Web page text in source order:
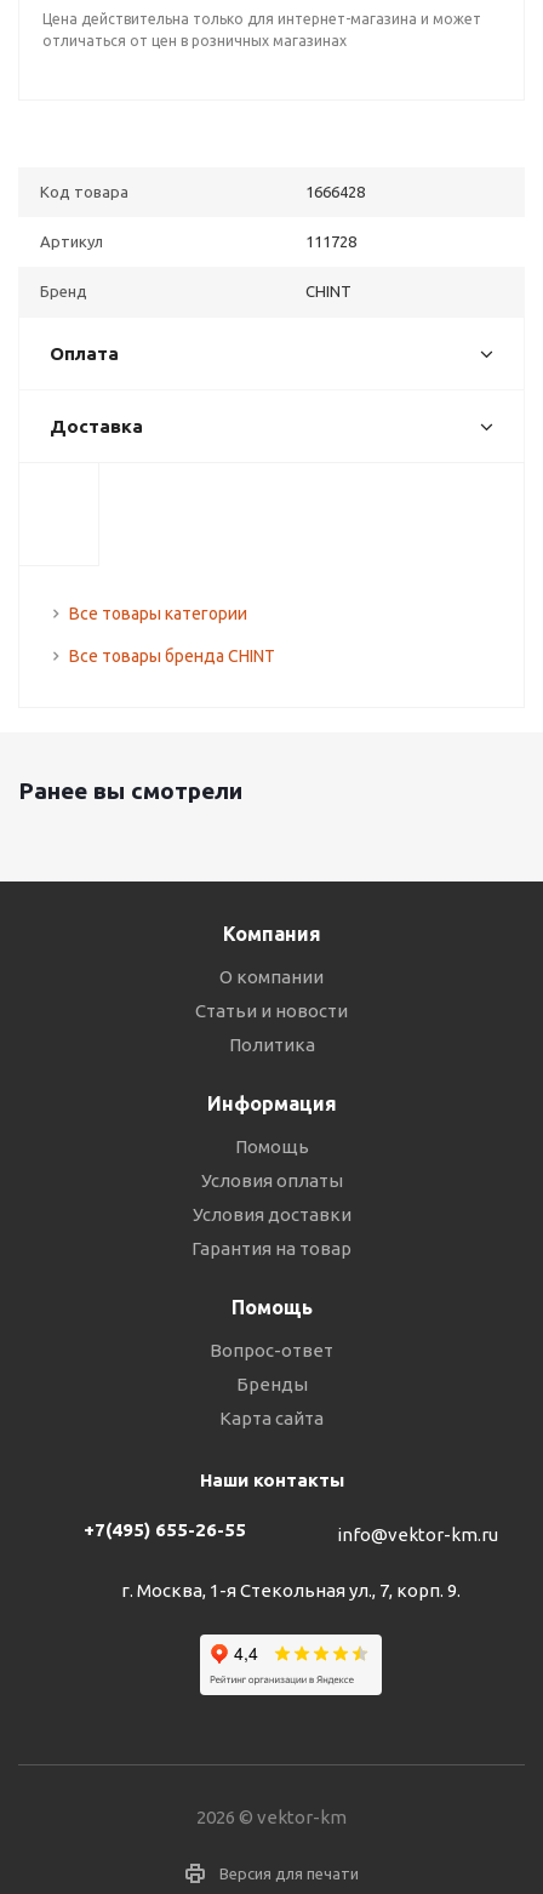
Цена действительна только для интернет-магазина и может
отличаться от цен в розничных магазинах
Код товара 1666428
Артикул 111728
Бренд CHINT
Оплата
Доставка
Все товары категории
Все товары бренда CHINT
Ранее вы смотрели
Компания
О компании
Статьи и новости
Политика
Информация
Помощь
Условия оплаты
Условия доставки
Гарантия на товар
Помощь
Вопрос-ответ
Бренды
Карта сайта
Наши контакты
+7(495) 655-26-55 info@vektor-km.ru
г. Москва, 1-я Стекольная ул., 7, корп. 9.
2026 © vektor-km
Версия для печати